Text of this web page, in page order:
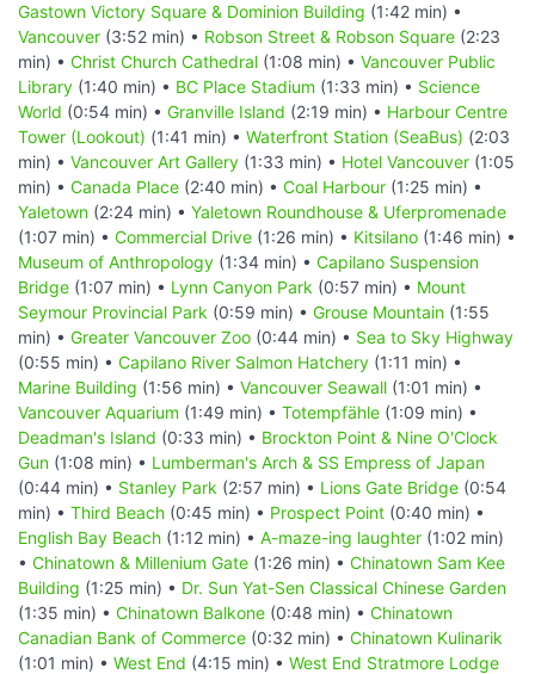
Gastown Victory Square & Dominion Building (1:42 min) •
Vancouver (3:52 min) • Robson Street & Robson Square (2:23
min) • Christ Church Cathedral (1:08 min) • Vancouver Public
Library (1:40 min) • BC Place Stadium (1:33 min) • Science
World (0:54 min) • Granville Island (2:19 min) • Harbour Centre
Tower (Lookout) (1:41 min) • Waterfront Station (SeaBus) (2:03
min) • Vancouver Art Gallery (1:33 min) • Hotel Vancouver (1:05
min) • Canada Place (2:40 min) • Coal Harbour (1:25 min) •
Yaletown (2:24 min) • Yaletown Roundhouse & Uferpromenade
(1:07 min) • Commercial Drive (1:26 min) • Kitsilano (1:46 min) •
Museum of Anthropology (1:34 min) • Capilano Suspension
Bridge (1:07 min) • Lynn Canyon Park (0:57 min) • Mount
Seymour Provincial Park (0:59 min) • Grouse Mountain (1:55
min) • Greater Vancouver Zoo (0:44 min) • Sea to Sky Highway
(0:55 min) • Capilano River Salmon Hatchery (1:11 min) •
Marine Building (1:56 min) • Vancouver Seawall (1:01 min) •
Vancouver Aquarium (1:49 min) • Totempfähle (1:09 min) •
Deadman's Island (0:33 min) • Brockton Point & Nine O'Clock
Gun (1:08 min) • Lumberman's Arch & SS Empress of Japan
(0:44 min) • Stanley Park (2:57 min) • Lions Gate Bridge (0:54
min) • Third Beach (0:45 min) • Prospect Point (0:40 min) •
English Bay Beach (1:12 min) • A-maze-ing laughter (1:02 min)
• Chinatown & Millenium Gate (1:26 min) • Chinatown Sam Kee
Building (1:25 min) • Dr. Sun Yat-Sen Classical Chinese Garden
(1:35 min) • Chinatown Balkone (0:48 min) • Chinatown
Canadian Bank of Commerce (0:32 min) • Chinatown Kulinarik
(1:01 min) • West End (4:15 min) • West End Stratmore Lodge